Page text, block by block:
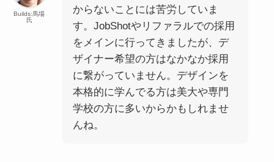
Builds:馬場
氏
からないことには苦労していま
す。JobShotやリファラルでの採用
をメインに行ってきましたが、デ
ザイナー希望の方はなかなか採用
に繋がっていません。デザインを
本格的に学んでる方は美大や専門
学校の方に多いからかもしれませ
んね。